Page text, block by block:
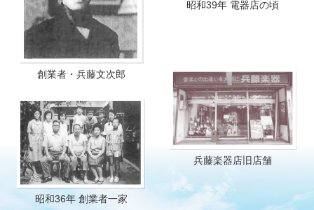
創業者・兵藤文次郎
昭和39年 電器店の頃
昭和36年 創業者一家
兵藤楽器店旧店舗